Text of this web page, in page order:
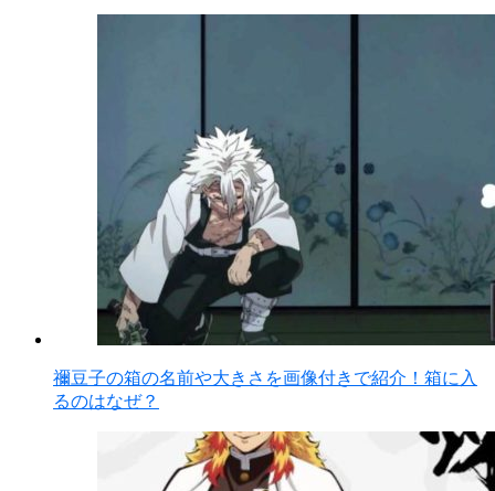
禰豆子の箱の名前や大きさを画像付きで紹介！箱に入
るのはなぜ？